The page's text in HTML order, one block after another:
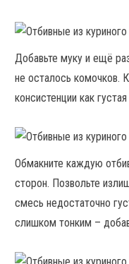
Добавьте муку и ещё
не осталось комочков.
консистенции как
Обмакните каждую
сторон. Позвольте
смесь недостаточно
слишком тонким –